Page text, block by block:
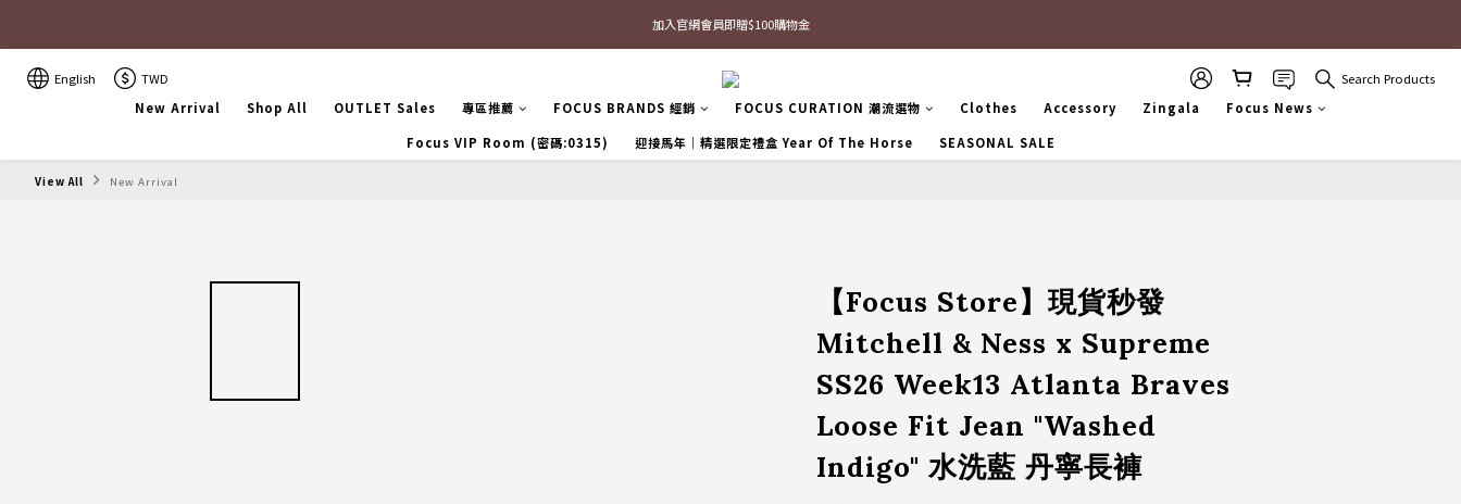
最新三方聯名倒鉤，火熱預購接單中🔥
最新三方聯名倒鉤，火熱預購接單中🔥
English
TWD
Search Products
New Arrival
Shop All OUTLET Sales 專區推薦 FOCUS BRANDS 經銷 FOCUS CURATION 潮流選物 Clothes Accessory Zingala
Focus News
Focus VIP Room (密碼:0315)
迎接馬年｜精選限定禮盒 Year Of The Horse SEASONAL SALE
View All New Arrival
【Focus Store】現貨秒發
Mitchell & Ness x Supreme
SS26 Week13 Atlanta Braves
Loose Fit Jean "Washed
Indigo" 水洗藍 丹寧長褲